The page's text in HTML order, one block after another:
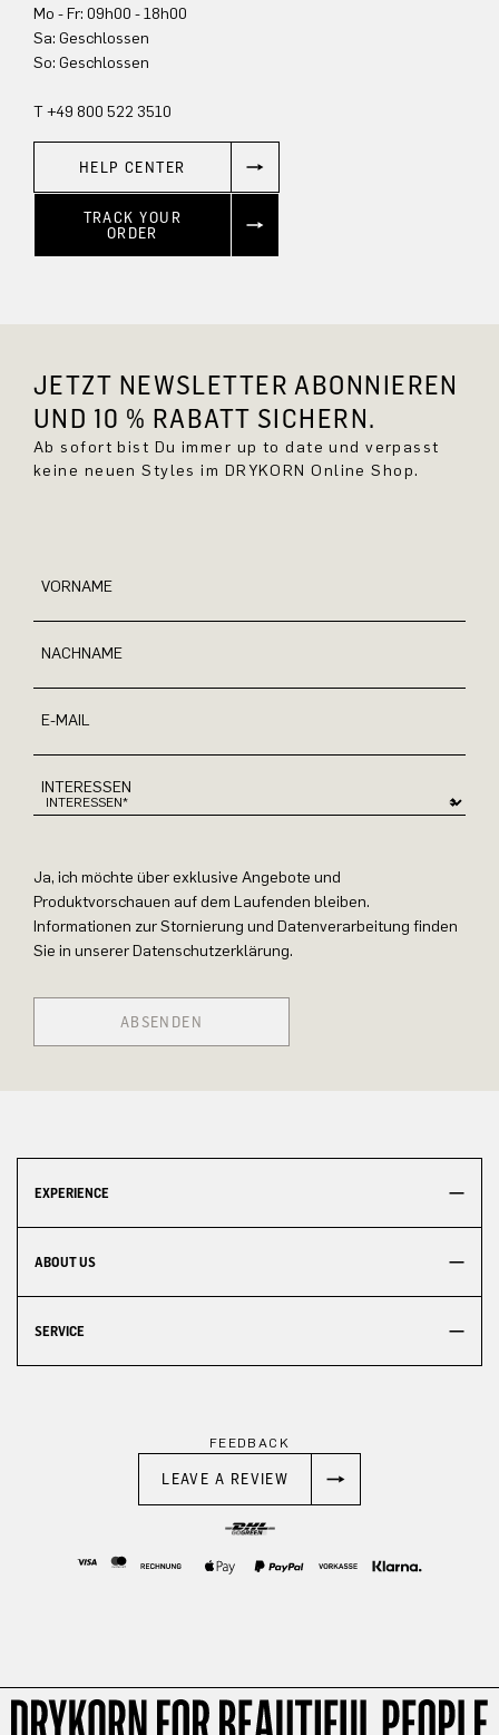
Mo - Fr: 09h00 - 18h00
Sa: Geschlossen
So: Geschlossen
T +49 800 522 3510
HELP CENTER
TRACK YOUR
ORDER
JETZT NEWSLETTER ABONNIEREN
UND 10 % RABATT SICHERN.
Ab sofort bist Du immer up to date und verpasst
keine neuen Styles im DRYKORN Online Shop.
VORNAME
NACHNAME
E-MAIL
INTERESSEN
Ja, ich möchte über exklusive Angebote und
Produktvorschauen auf dem Laufenden bleiben.
Informationen zur Stornierung und Datenverarbeitung finden
Sie in unserer Datenschutzerklärung.
ABSENDEN
EXPERIENCE
ABOUT US
SERVICE
FEEDBACK
LEAVE A REVIEW